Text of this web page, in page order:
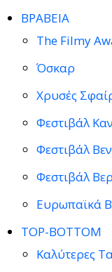
ΒΡΑΒΕΙΑ
The Filmy
Όσκαρ
Χρυσές
Φεστιβάλ
Φεστιβάλ
Φεστιβάλ
Ευρωπαϊκά
TOP-BOTTOM
Καλύτερες